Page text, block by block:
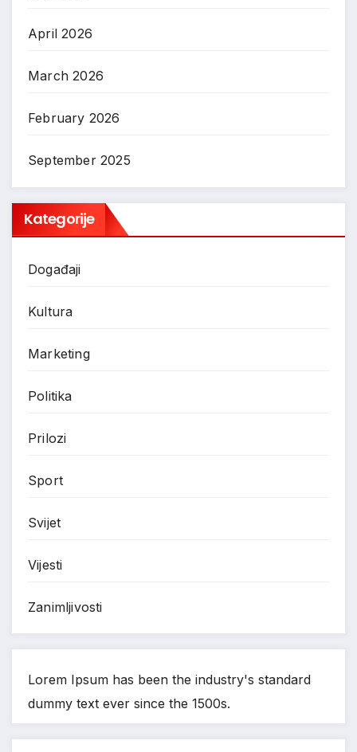
April 2026
March 2026
February 2026
September 2025
Kategorije
Događaji
Kultura
Marketing
Politika
Prilozi
Sport
Svijet
Vijesti
Zanimljivosti
Lorem Ipsum has been the industry's standard
dummy text ever since the 1500s.